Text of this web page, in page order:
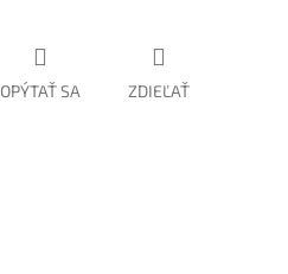
OPÝTAŤ SA ZDIEĽAŤ